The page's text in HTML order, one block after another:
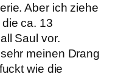
Aber ich ziehe
ca. 13
Saul vor.
meinen Drang
wie die